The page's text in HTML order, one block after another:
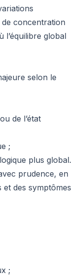
de concentration
l’équilibre global
selon le
de l’état
;
plus global.
prudence, en
des symptômes
;